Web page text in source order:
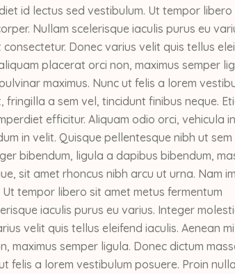
id lectus sed vestibulum. Ut tempor
Nullam scelerisque iaculis purus eu
Donec varius velit quis tellus
placerat orci non, maximus semper
maximus. Nunc ut felis a lorem
fringilla a sem vel, tincidunt finibus neque.
efficitur. Aliquam odio orci, vehicula in
in velit. Quisque pellentesque nibh ut sem
bibendum, ligula a dapibus bibendum,
sit amet rhoncus nibh arcu ut urna. Nam
tempor libero sit amet metus fermentum
iaculis purus eu varius. Integer
velit quis tellus eleifend iaculis. Aenean mi
maximus semper ligula. Donec dictum
felis a lorem vestibulum posuere. Proin